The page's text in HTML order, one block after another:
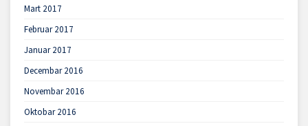
Mart 2017
Februar 2017
Januar 2017
Decembar 2016
Novembar 2016
Oktobar 2016